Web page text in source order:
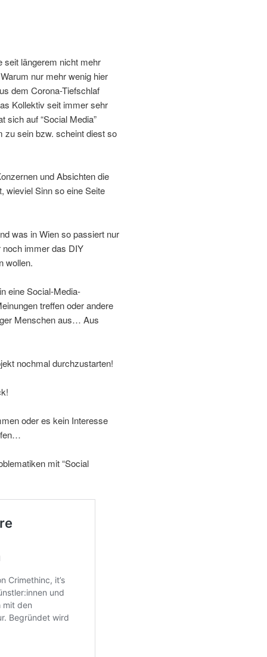
seit längerem nicht mehr
nur mehr wenig hier
dem Corona-Tiefschlaf
Kollektiv seit immer sehr
sich auf “Social Media”
zu sein bzw. scheint diest so
und Absichten die
wieviel Sinn so eine Seite
was in Wien so passiert nur
noch immer das DIY
wollen.
eine Social-Media-
treffen oder andere
Menschen aus… Aus
nochmal durchzustarten!
oder es kein Interesse
mit “Social